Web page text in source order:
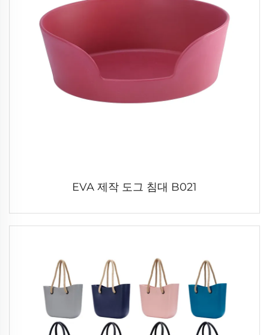
EVA 제작 도그 침대 B021